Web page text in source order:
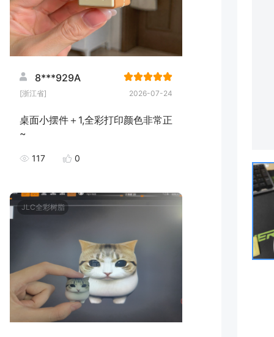
8***929A
[浙江省] 2026-07-24
桌面小摆件＋1,全彩打印颜色非常正
~
117 0
JLC全彩树脂